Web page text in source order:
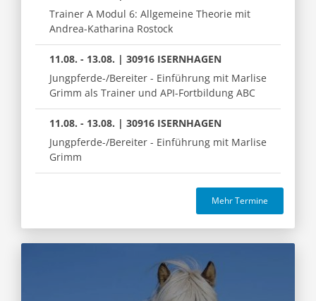
Trainer A Modul 6: Allgemeine Theorie mit
Andrea-Katharina Rostock
11.08. - 13.08. | 30916 ISERNHAGEN
Jungpferde-/Bereiter - Einführung mit Marlise
Grimm als Trainer und API-Fortbildung ABC
11.08. - 13.08. | 30916 ISERNHAGEN
Jungpferde-/Bereiter - Einführung mit Marlise
Grimm
Mehr Termine